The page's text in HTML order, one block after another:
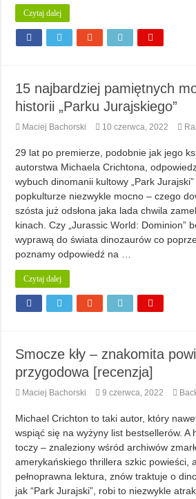
Czytaj dalej
15 najbardziej pamiętnych
historii „Parku Jurajskiego”
Maciej Bachorski 10 czerwca, 2022
29 lat po premierze, podobnie jak jego
autorstwa Michaela Crichtona,
wybuch dinomanii kultowy „Park
popkulturze niezwykle mocno – czego
szósta już odsłona jaka lada chwila
kinach. Czy „Jurassic World: Dominion”
wyprawą do świata dinozaurów co
poznamy odpowiedź na …
Czytaj dalej
Smocze kły – znakomita
przygodowa [recenzja]
Maciej Bachorski 9 czerwca, 2022
Michael Crichton to taki autor, który
wspiąć się na wyżyny list bestsellerów. A
toczy – znaleziony wśród archiwów
amerykańskiego thrillera szkic powieści,
pełnoprawna lektura, znów traktuje o
jak “Park Jurajski”, robi to niezwykle